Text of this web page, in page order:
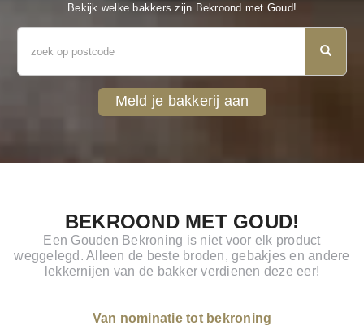
Bekijk welke bakkers zijn Bekroond met Goud!
Meld je bakkerij aan
BEKROOND MET GOUD!
Een Gouden Bekroning is niet voor elk product
weggelegd. Alleen de beste broden, gebakjes en andere
lekkernijen van de bakker verdienen deze eer!
Van nominatie tot bekroning